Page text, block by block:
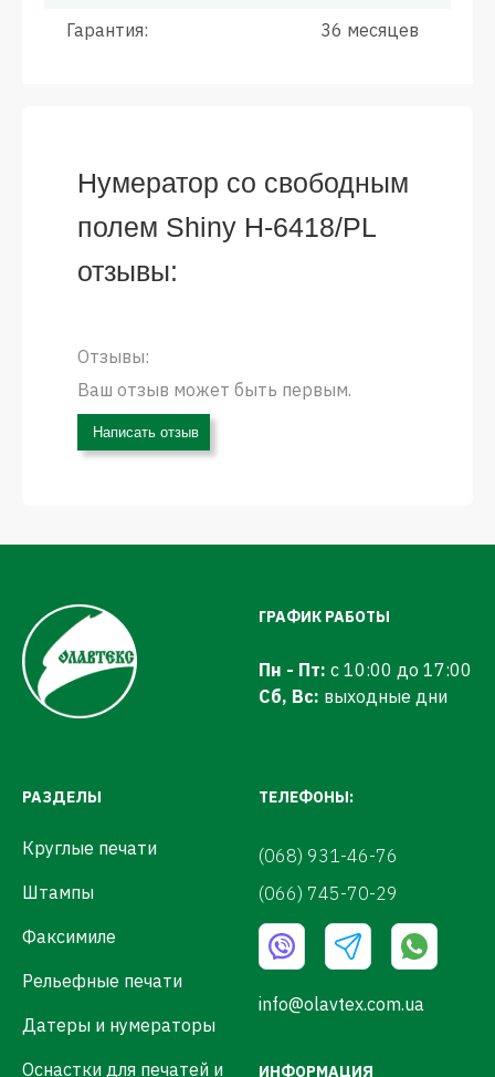
Гарантия:
36 месяцев
Нумератор со свободным
полем Shiny Н-6418/PL
отзывы:
Отзывы:
Ваш отзыв может быть первым.
Написать отзыв
ГРАФИК РАБОТЫ
Пн - Пт: с 10:00 до 17:00
Сб, Вс: выходные дни
РАЗДЕЛЫ
Круглые печати
Штампы
Факсимиле
Рельефные печати
Датеры и нумераторы
Оснастки для печатей и
ТЕЛЕФОНЫ:
(068) 931-46-76
(066) 745-70-29
info@olavtex.com.ua
ИНФОРМАЦИЯ